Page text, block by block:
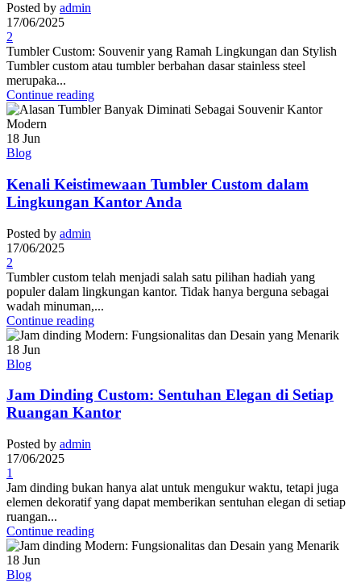
Posted by admin
17/06/2025
2
Tumbler Custom: Souvenir yang Ramah Lingkungan dan Stylish
Tumbler custom atau tumbler berbahan dasar stainless steel
merupaka...
Continue reading
18 Jun
Blog
Kenali Keistimewaan Tumbler Custom dalam
Lingkungan Kantor Anda
Posted by admin
17/06/2025
2
Tumbler custom telah menjadi salah satu pilihan hadiah yang
populer dalam lingkungan kantor. Tidak hanya berguna sebagai
wadah minuman,...
Continue reading
18 Jun
Blog
Jam Dinding Custom: Sentuhan Elegan di Setiap
Ruangan Kantor
Posted by admin
17/06/2025
1
Jam dinding bukan hanya alat untuk mengukur waktu, tetapi juga
elemen dekoratif yang dapat memberikan sentuhan elegan di setiap
ruangan...
Continue reading
18 Jun
Blog